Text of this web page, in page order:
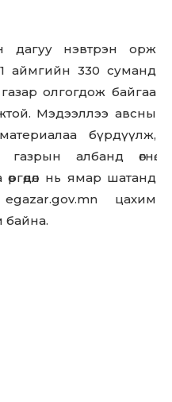
дагуу нэвтрэн орж
аймгийн 330 суманд
олгогдож байгаа
Мэдээллээ авсны
бүрдүүлж,
албанд өгнө.
нь ямар шатанд
цахим
байна.